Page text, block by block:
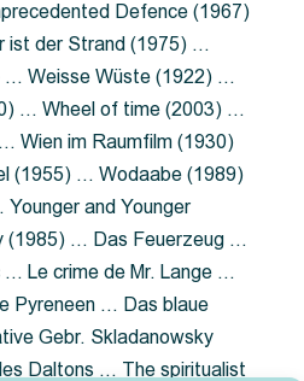
Defence (1967)
ist der Strand (1975) …
… Weisse Wüste (1922) …
… Wheel of time (2003) …
Wien im Raumfilm (1930)
(1955) … Wodaabe (1989)
and Younger
(1985) … Das Feuerzeug …
… Le crime de Mr. Lange …
Pyreneen … Das blaue
Gebr. Skladanowsky
Daltons … The spiritualist